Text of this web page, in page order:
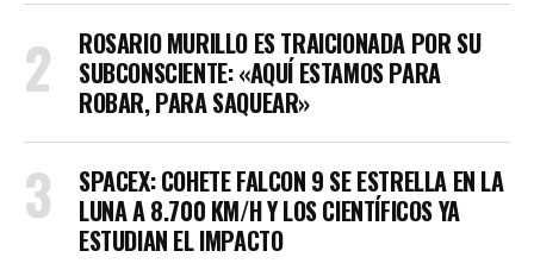
ROSARIO MURILLO ES TRAICIONADA POR SU
SUBCONSCIENTE: «AQUÍ ESTAMOS PARA
ROBAR, PARA SAQUEAR»
SPACEX: COHETE FALCON 9 SE ESTRELLA EN LA
LUNA A 8.700 KM/H Y LOS CIENTÍFICOS YA
ESTUDIAN EL IMPACTO